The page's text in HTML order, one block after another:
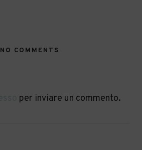
NO COMMENTS
per inviare un commento.